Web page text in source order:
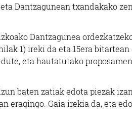
Dantzagunean txandakako
Dantzagunea
1) ireki da eta 15era
eta hautatutako
baten zatiak edota piezak
eragingo. Gaia irekia da, eta